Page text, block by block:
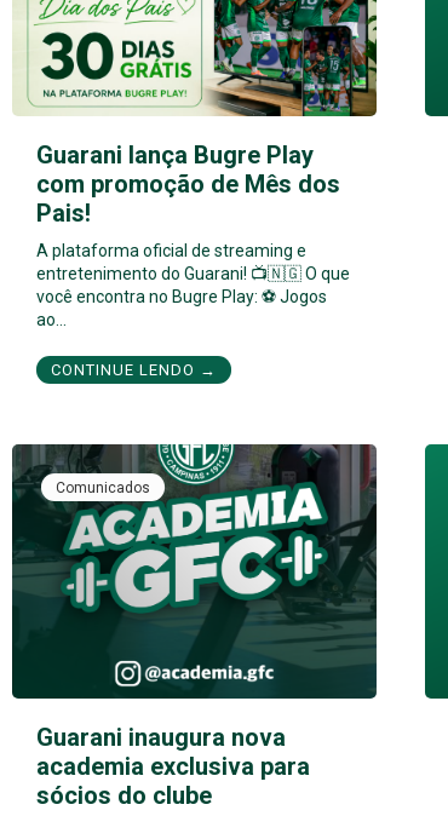
Guarani lança Bugre Play
com promoção de Mês dos
Pais!
A plataforma oficial de streaming e
entretenimento do Guarani! 📺🇳🇬 O que
você encontra no Bugre Play: ⚽ Jogos
ao…
CONTINUE LENDO →
Comunicados
Guarani inaugura nova
academia exclusiva para
sócios do clube